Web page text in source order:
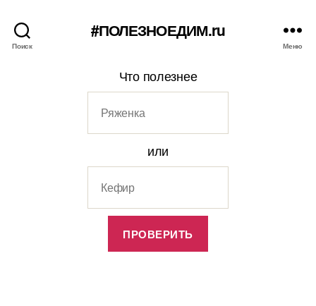
Поиск
#ПОЛЕЗНОЕДИМ.ru
Меню
Что полезнее
или